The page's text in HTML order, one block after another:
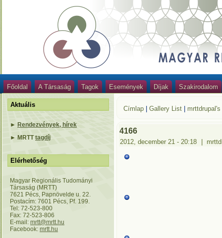
Főoldal A Társaság Tagok Események Díjak Szakirodalom
Aktuális
► Rendezvények, hírek
► MRTTtagdíj
Elérhetőség
Magyar Regionális Tudományi
Társaság (MRTT)
7621 Pécs, Papnövelde u. 22.
Postacím: 7601 Pécs, Pf. 199.
Tel: 72-523-800
Fax: 72-523-806
E-mail: mrtt@mrtt.hu
Facebook: mrtt.hu
Címlap |Gallery List
4166
2012, december 21 - 20:18